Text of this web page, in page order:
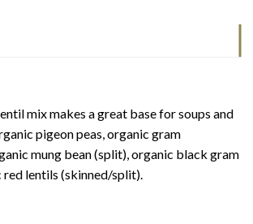
mix makes a great base for soups and
pigeon peas, organic gram
mung bean (split), organic black gram
lentils (skinned/split).